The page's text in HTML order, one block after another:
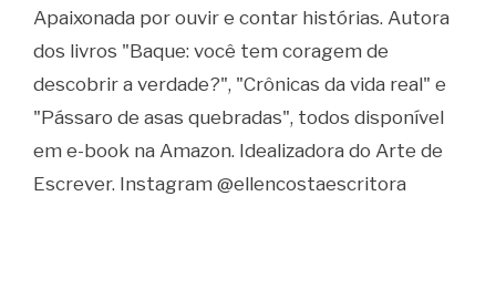
Apaixonada por ouvir e contar histórias. Autora
dos livros "Baque: você tem coragem de
descobrir a verdade?", "Crônicas da vida real" e
"Pássaro de asas quebradas", todos disponível
em e-book na Amazon. Idealizadora do Arte de
Escrever. Instagram @ellencostaescritora